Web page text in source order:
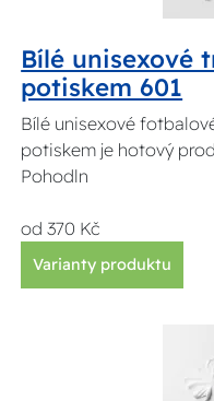
Bílé unisexové
potiskem 601
Bílé unisexové
potiskem je hotový
Pohodln
od 370 Kč
Varianty produktu